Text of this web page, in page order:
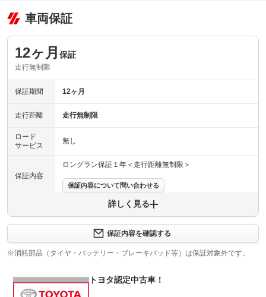
車両保証
12ヶ月 保証
走行無制限
保証期間 12ヶ月
走行距離 走行無制限
ロード
サービス
無し
保証内容
ロングラン保証１年＜走行距離無制限＞
保証内容について問い合わせる
上限金額
免責金 無し
詳しく見る
保証内容を確認する
※消耗部品（タイヤ・バッテリー・ブレーキパッド等）は保証対象外です。
トヨタ認定中古車！